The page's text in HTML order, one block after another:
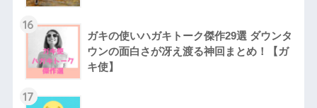
16
ガキの使いハガキトーク傑作29選 ダウンタ
ウンの面白さが冴え渡る神回まとめ！【ガ
キ使】
17